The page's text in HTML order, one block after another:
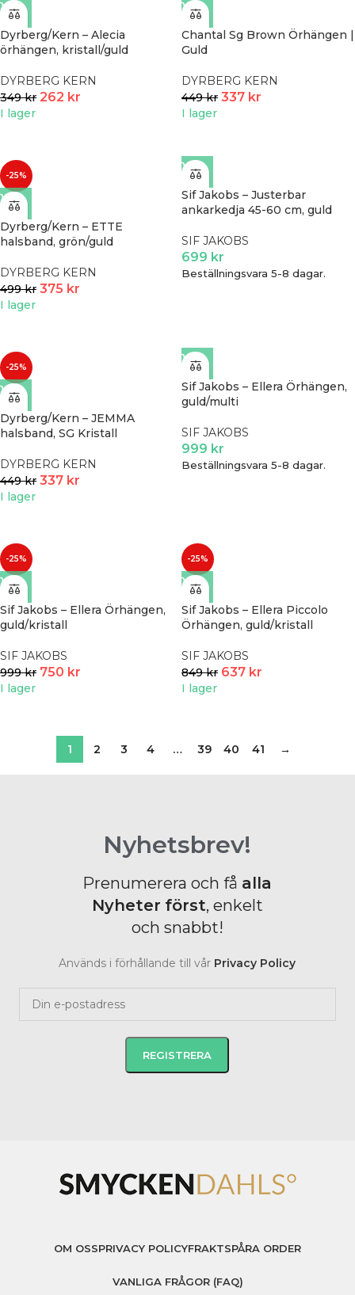
Dyrberg/Kern – Alecia
örhängen, kristall/guld
DYRBERG KERN
349kr 262 kr
I lager
Chantal Sg Brown Örhängen |
Guld
DYRBERG KERN
449kr 337 kr
I lager
-25%
Dyrberg/Kern – ETTE
halsband, grön/guld
DYRBERG KERN
499kr 375 kr
I lager
Sif Jakobs – Justerbar
ankarkedja 45-60 cm, guld
SIF JAKOBS
699 kr
Beställningsvara 5-8 dagar.
-25%
Dyrberg/Kern – JEMMA
halsband, SG Kristall
DYRBERG KERN
449kr 337 kr
I lager
Sif Jakobs – Ellera Örhängen,
guld/multi
SIF JAKOBS
999 kr
Beställningsvara 5-8 dagar.
-25%
Sif Jakobs – Ellera Örhängen,
guld/kristall
SIF JAKOBS
999kr 750 kr
I lager
-25%
Sif Jakobs – Ellera Piccolo
Örhängen, guld/kristall
SIF JAKOBS
849kr 637 kr
I lager
1 2 3 4 … 39 40 41 →
Nyhetsbrev!
Prenumerera och få alla
Nyheter först, enkelt
och snabbt!
Används i förhållande till vår Privacy Policy
OM OSSPRIVACY POLICYFRAKTSPÅRA ORDER
VANLIGA FRÅGOR (FAQ)